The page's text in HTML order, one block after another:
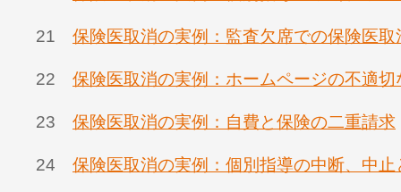
21 保険医取消の実例：監査欠席での保険医取
22 保険医取消の実例：ホームページの不適切
23 保険医取消の実例：自費と保険の二重請求
24 保険医取消の実例：個別指導の中断、中止